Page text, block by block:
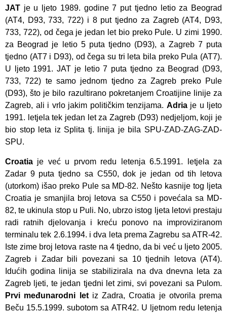
JAT je u ljeto 1989. godine 7 put tjedno letio za Beograd
(AT4, D93, 733, 722) i 8 put tjedno za Zagreb (AT4, D93,
733, 722), od čega je jedan let bio preko Pule. U zimi 1990.
za Beograd je letio 5 puta tjedno (D93), a Zagreb 7 puta
tjedno (AT7 i D93), od čega su tri leta bila preko Pula (AT7).
U ljeto 1991. JAT je letio 7 puta tjedno za Beograd (D93,
733, 722) te samo jednom tjedno za Zagreb preko Pule
(D93), što je bilo razultirano pokretanjem Croatijine linije za
Zagreb, ali i vrlo jakim političkim tenzijama. Adriaje u ljeto
1991. letjela tek jedan let za Zagreb (D93) nedjeljom, koji je
bio stop leta iz Splita tj. linija je bila SPU-ZAD-ZAG-ZAD-
SPU.
Croatia je već u prvom redu letenja 6.5.1991. letjela za
Zadar 9 puta tjedno sa C550, dok je jedan od tih letova
(utorkom) išao preko Pule sa MD-82. Nešto kasnije tog ljeta
Croatia je smanjila broj letova sa C550 i povećala sa MD-
82, te ukinula stop u Puli. No, ubrzo istog ljeta letovi prestaju
radi ratnih djelovanja i kreću ponovo na improviziranom
terminalu tek 2.6.1994. i dva leta prema Zagrebu sa ATR-42.
Iste zime broj letova raste na 4 tjedno, da bi već u ljeto 2005.
Zagreb i Zadar bili povezani sa 10 tjednih letova (AT4).
Idućih godina linija se stabilizirala na dva dnevna leta za
Zagreb ljeti, te jedan tjedni let zimi, svi povezani sa Pulom.
Prvi međunarodni letiz Zadra, Croatia je otvorila prema
Beču 15.5.1999. subotom sa ATR42. U ljetnom redu letenja